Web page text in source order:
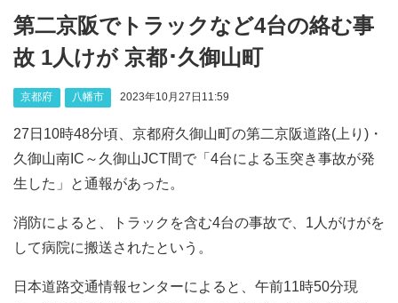
第二京阪でトラックなど4台の絡む事
故 1人けが 京都･久御山町
京都府 八幡市 2023年10月27日11:59
27日10時48分頃、京都府久御山町の第二京阪道路(上り)・
久御山南IC～久御山JCT間で「4台による玉突き事故が発
生した」と通報があった。
消防によると、トラックを含む4台の事故で、1人がけがを
して病院に搬送されたという。
日本道路交通情報センターによると、午前11時50分現